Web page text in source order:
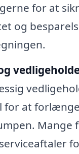
for at
og
for at
Mange